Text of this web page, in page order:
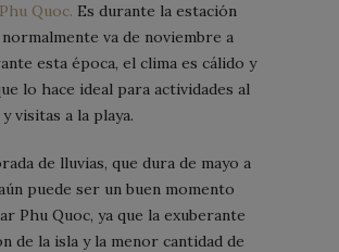
Quoc. Es durante la estación
normalmente va de noviembre a
esta época, el clima es cálido y
lo hace ideal para actividades al
visitas a la playa.
de lluvias, que dura de mayo a
puede ser un buen momento
Phu Quoc, ya que la exuberante
de la isla y la menor cantidad de